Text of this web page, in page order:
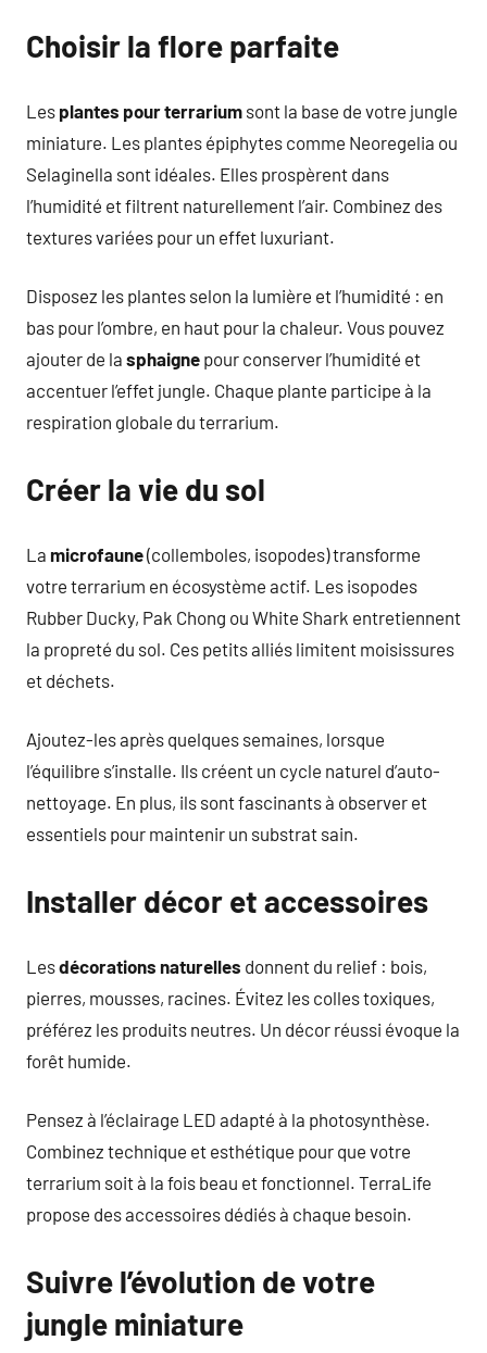
Choisir la flore parfaite
Les plantes pour terrarium sont la base de votre jungle
miniature. Les plantes épiphytes comme Neoregelia ou
Selaginella sont idéales. Elles prospèrent dans
l’humidité et filtrent naturellement l’air. Combinez des
textures variées pour un effet luxuriant.
Disposez les plantes selon la lumière et l’humidité : en
bas pour l’ombre, en haut pour la chaleur. Vous pouvez
ajouter de la sphaigne pour conserver l’humidité et
accentuer l’effet jungle. Chaque plante participe à la
respiration globale du terrarium.
Créer la vie du sol
La microfaune(collemboles, isopodes) transforme
votre terrarium en écosystème actif. Les isopodes
Rubber Ducky, Pak Chong ou White Shark entretiennent
la propreté du sol. Ces petits alliés limitent moisissures
et déchets.
Ajoutez-les après quelques semaines, lorsque
l’équilibre s’installe. Ils créent un cycle naturel d’auto-
nettoyage. En plus, ils sont fascinants à observer et
essentiels pour maintenir un substrat sain.
Installer décor et accessoires
Lesdécorations naturelles donnent du relief : bois,
pierres, mousses, racines. Évitez les colles toxiques,
préférez les produits neutres. Un décor réussi évoque la
forêt humide.
Pensez à l’éclairage LED adapté à la photosynthèse.
Combinez technique et esthétique pour que votre
terrarium soit à la fois beau et fonctionnel. TerraLife
propose des accessoires dédiés à chaque besoin.
Suivre l’évolution de votre
jungle miniature